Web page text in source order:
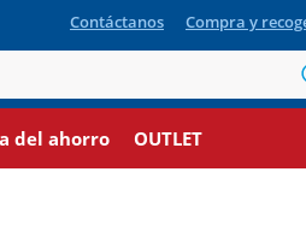
Contáctanos Compra y
del ahorro OUTLET